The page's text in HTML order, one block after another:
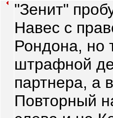
"Зенит"
Навес с
Рондона, но
штрафной
партнера, а
Повторный